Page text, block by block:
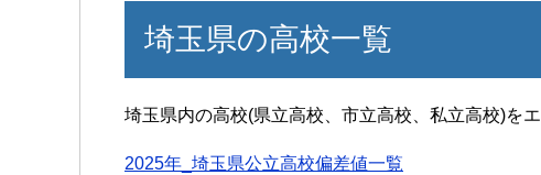
埼玉県の高校一覧
埼玉県内の高校(県立高校、市立高校、私立高校)を
2025年_埼玉県公立高校偏差値一覧